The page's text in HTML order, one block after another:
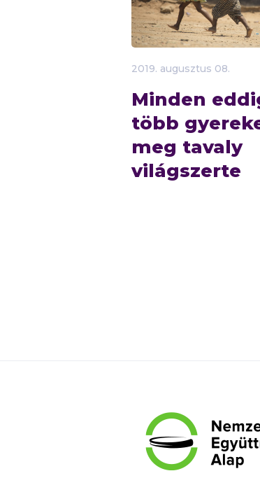
2019. augusztus 08.
Minden
több
meg tavaly
világszerte